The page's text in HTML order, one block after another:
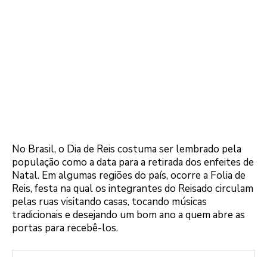
No Brasil, o Dia de Reis costuma ser lembrado pela
população como a data para a retirada dos enfeites de
Natal. Em algumas regiões do país, ocorre a Folia de
Reis, festa na qual os integrantes do Reisado circulam
pelas ruas visitando casas, tocando músicas
tradicionais e desejando um bom ano a quem abre as
portas para recebê-los.